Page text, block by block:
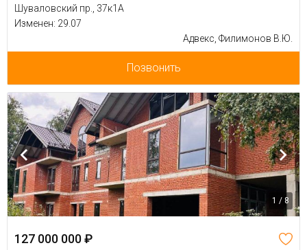
Шуваловский пр., 37к1А
Изменен: 29.07
Адвекс, Филимонов В.Ю.
Позвонить
1 / 8
127 000 000 ₽